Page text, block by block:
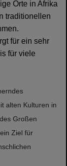
Orte in Afrika
traditionellen
für ein sehr
für viele
alten Kulturen in
Großen
Ziel für